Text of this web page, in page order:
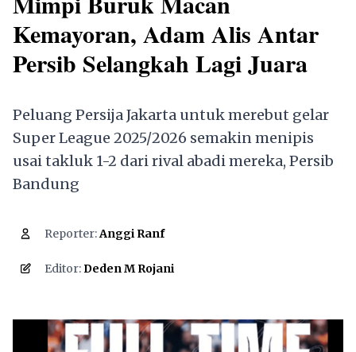
Kemayoran, Adam Alis Antar
Persib Selangkah Lagi Juara
Peluang Persija Jakarta untuk merebut gelar
Super League 2025/2026 semakin menipis
usai takluk 1-2 dari rival abadi mereka, Persib
Bandung
Reporter:Anggi Ranf
Editor:Deden M Rojani